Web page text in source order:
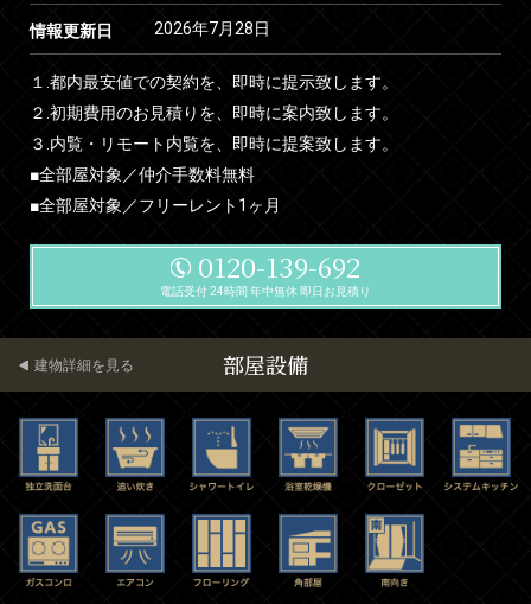
情報更新日 2026年7月28日
１.都内最安値での契約を、即時に提示致します。
２.初期費用のお見積りを、即時に案内致します。
３.内覧・リモート内覧を、即時に提案致します。
■全部屋対象／仲介手数料無料
■全部屋対象／フリーレント1ヶ月
0120-139-692
電話受付 24時間 年中無休 即日お見積り
部屋設備
建物詳細を見る